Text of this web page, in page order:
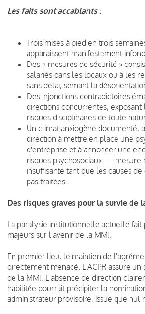
Les faits sont accablants :
Trois mises à pied en trois
apparaissent manifestement
Des « mesures de sécurité »
salariés dans les locaux ou à les
sans délai, semant la
Des injonctions contradictoires
directions concurrentes, exposant
risques disciplinaires de toute
Un climat anxiogène documenté,
direction à mettre en place une
d'entreprise et à annoncer une
risques psychosociaux — mesure
insuffisante tant que les causes
pas traitées.
Des risques graves pour la survie de
La paralysie institutionnelle actuelle fait
majeurs sur l'avenir de la MMJ.
En premier lieu, le maintien de
directement menacé. L'ACPR assure un
de la MMJ. L'absence de direction
habilitée pourrait précipiter la
administrateur provisoire, issue que nul